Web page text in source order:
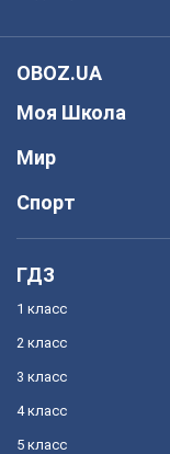
OBOZ.UA
Моя Школа
Мир
Спорт
ГДЗ
1 класс
2 класс
3 класс
4 класс
5 класс